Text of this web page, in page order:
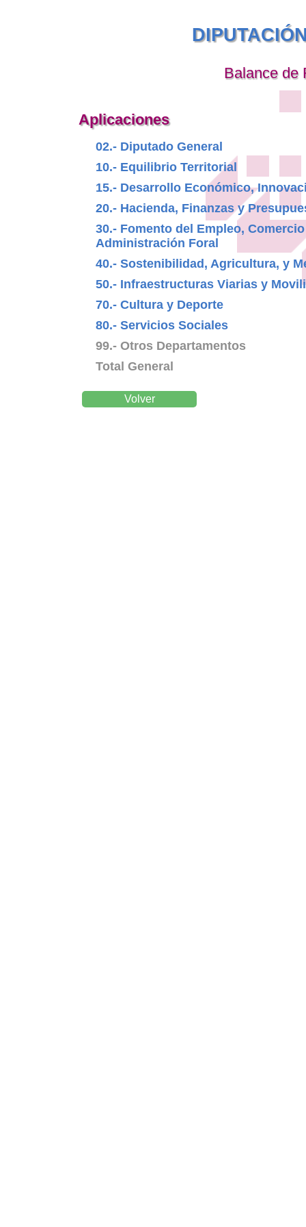
Balance de
Aplicaciones
02.- Diputado General
10.- Equilibrio Territorial
15.- Desarrollo Económico,
20.- Hacienda, Finanzas y
30.- Fomento del Empleo,
Administración Foral
40.- Sostenibilidad, Agricultura, y
50.- Infraestructuras Viarias y
70.- Cultura y Deporte
80.- Servicios Sociales
99.- Otros Departamentos
Total General
Volver